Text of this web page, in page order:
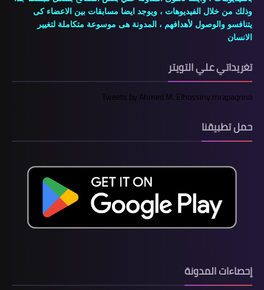
وذلك من خلال الفيديوهات ، ويوجد ايضا مسابقات بين الاعضاء كى
يتنافسو والوصول لأهدافهم ، المدونة هى موسوعة متكاملة لتغيير
الانسان
تغريداتي علي التويتر
Tweets by Ahmed M. Elhossiny mrapaqrino
حمل تطبيقنا
إحصاءات المدونة